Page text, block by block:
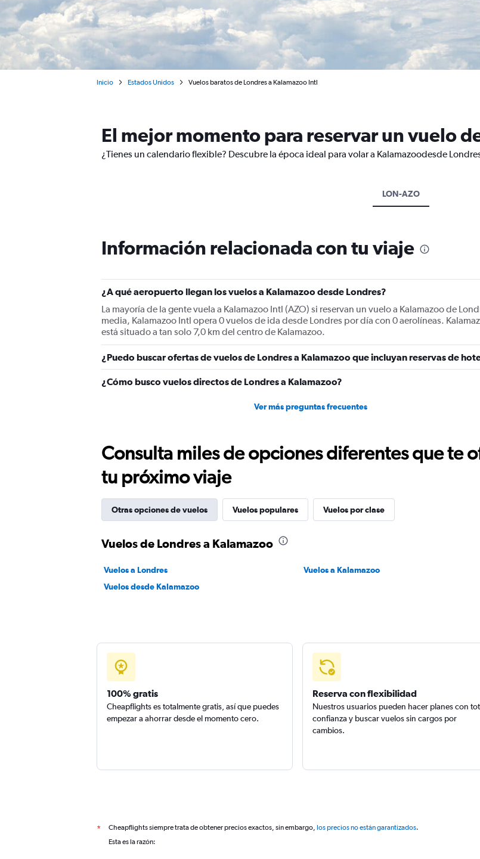
Inicio Estados Unidos Vuelos baratos de Londres a Kalamazoo Intl
El mejor momento para reservar un vuelo
¿Tienes un calendario flexible? Descubre la época ideal para volar a Kalamazoodesde
LON-AZO
Información relacionada con tu viaje
¿A qué aeropuerto llegan los vuelos a Kalamazoo desde Londres?
La mayoría de la gente vuela a Kalamazoo Intl (AZO) si reservan un vuelo a Kalamazoo de
media, Kalamazoo Intl opera 0 vuelos de ida desde Londres por día con 0 aerolíneas.
está situado a tan solo 7,0 km del centro de Kalamazoo.
¿Puedo buscar ofertas de vuelos de Londres a Kalamazoo que incluyan reservas de
¿Cómo busco vuelos directos de Londres a Kalamazoo?
Ver más preguntas frecuentes
Consulta miles de opciones diferentes que te
tu próximo viaje
Otras opciones de vuelos Vuelos populares Vuelos por clase
Vuelos de Londres a Kalamazoo
Vuelos a Londres Vuelos a Kalamazoo
Vuelos desde Kalamazoo
100% gratis
Cheapflights es totalmente gratis, así que puedes
empezar a ahorrar desde el momento cero.
Reserva con flexibilidad
Nuestros usuarios pueden hacer planes con
confianza y buscar vuelos sin cargos por
cambios.
* Cheapflights siempre trata de obtener precios exactos, sin embargo, los precios no están garantizados.
Esta es la razón: